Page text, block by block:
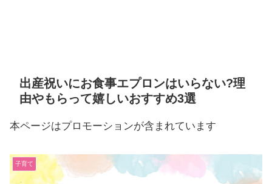
出産祝いにお食事エプロンはいらない?理
由やもらって嬉しいおすすめ3選
本ページはプロモーションが含まれています
子育て